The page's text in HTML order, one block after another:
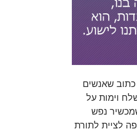
שאנשים
וימות על
נפש
לציית לתורת